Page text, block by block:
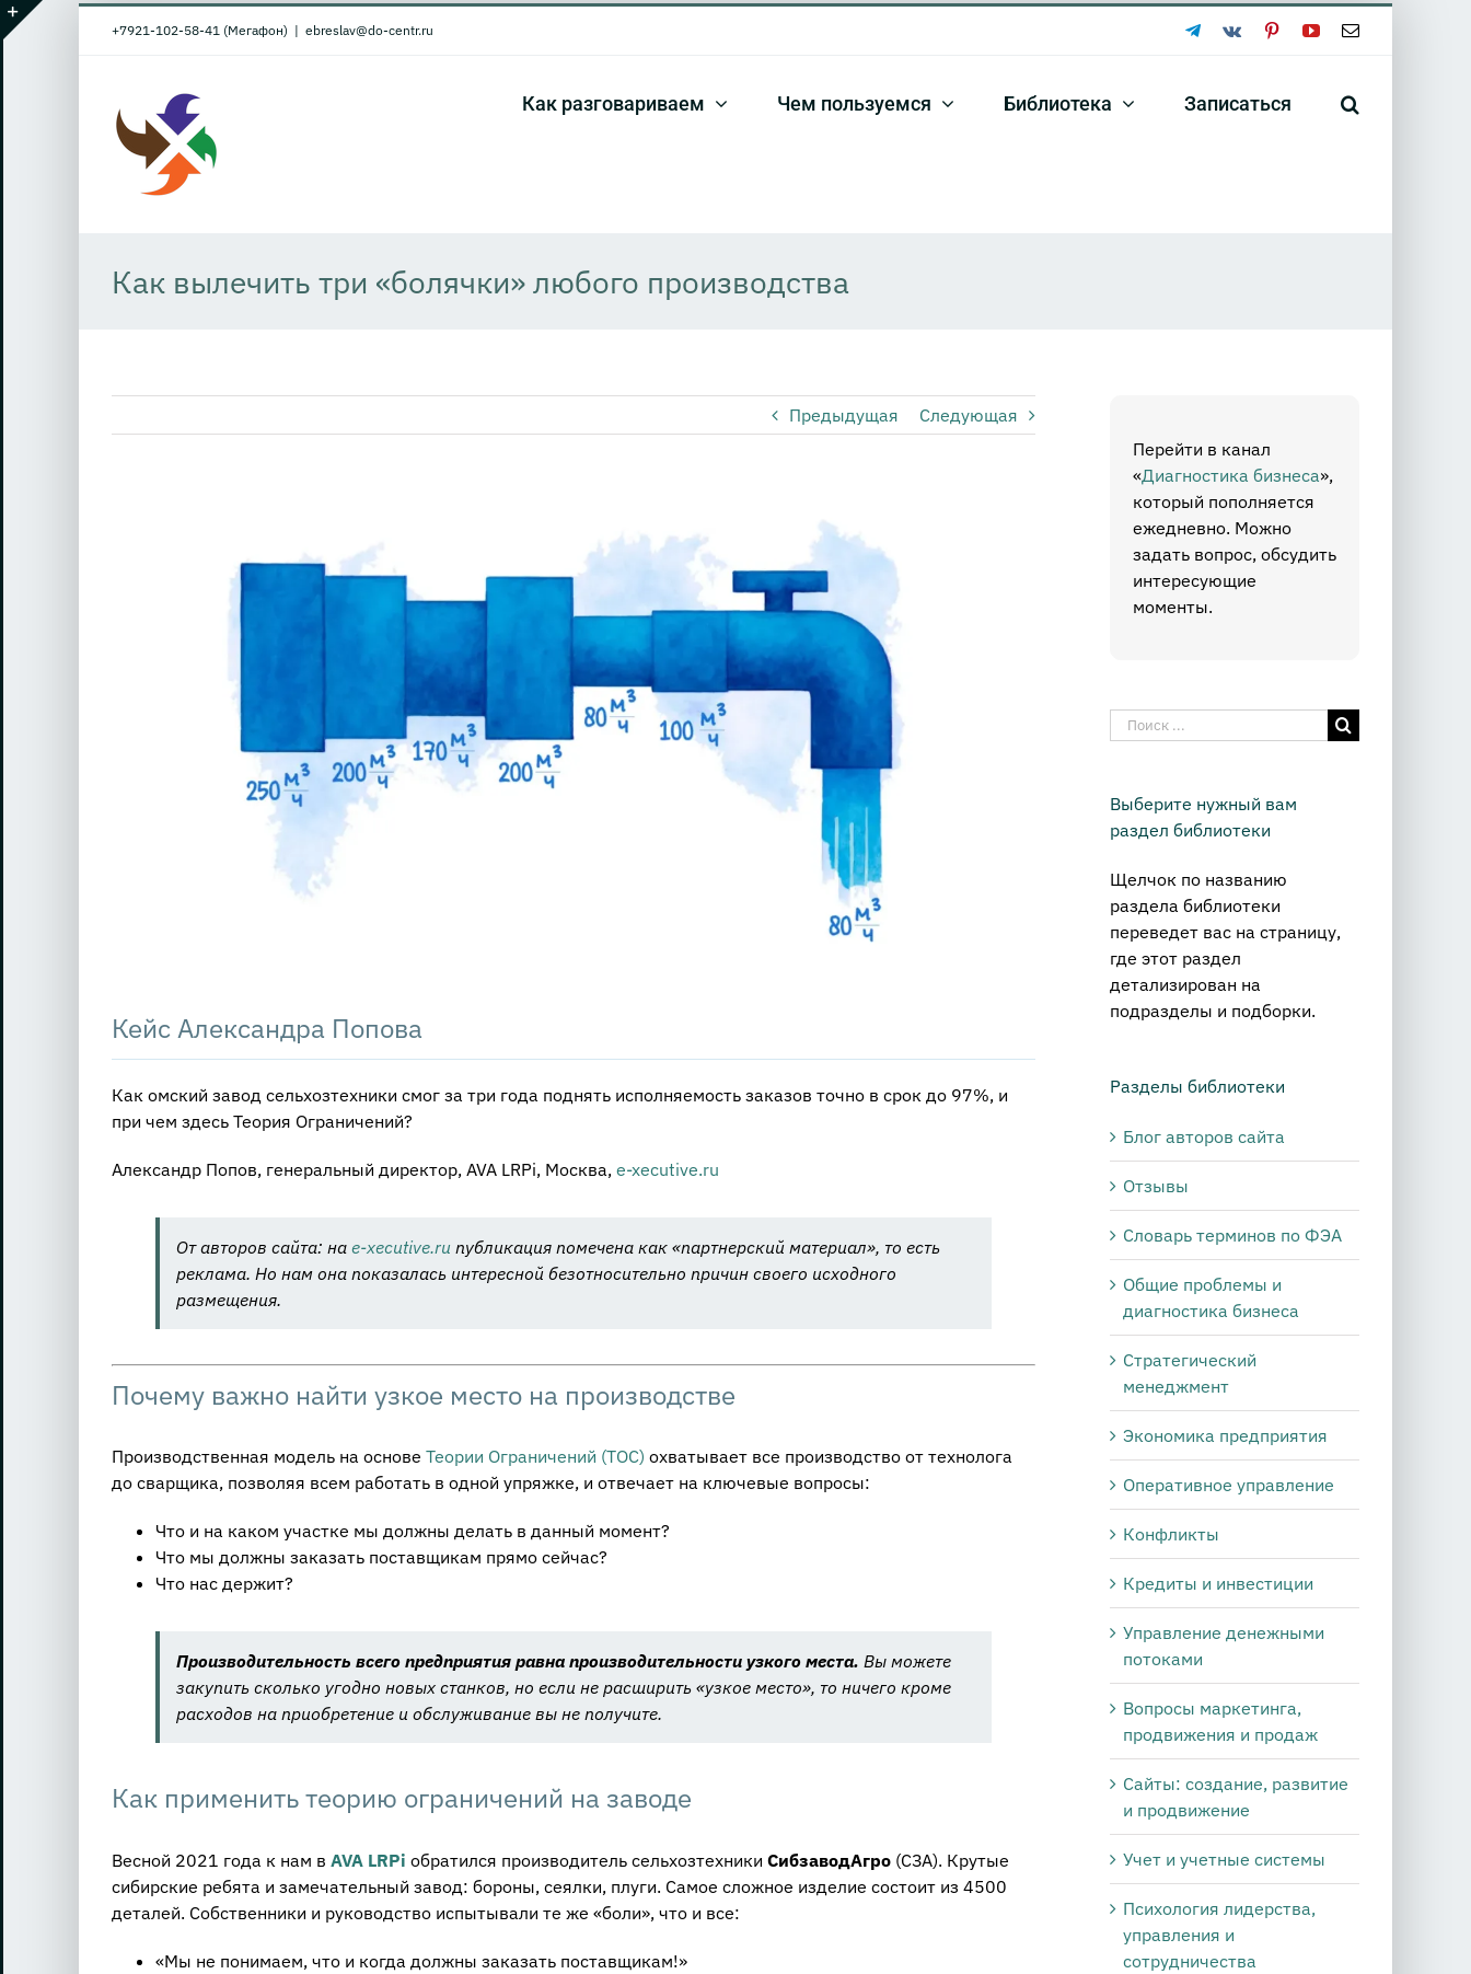
Skip
to
+7921-102-58-41 (Мегафон) | ebreslav@do-centr.ru Telegram
Vk PinterestYouTubeEmail
Как разговариваем Чем пользуемся Библиотека Записаться
Как вылечить три «болячки» любого производства
Предыдущая Следующая
Кейс Александра Попова
Как омский завод сельхозтехники смог за три года поднять исполняемость заказов точно в срок до 97%, и
при чем здесь Теория Ограничений?
Александр Попов, генеральный директор, AVA LRPi, Москва, e-xecutive.ru
От авторов сайта: на e-xecutive.ruпубликация помечена как «партнерский материал», то есть
реклама. Но нам она показалась интересной безотносительно причин своего исходного
размещения.
Почему важно найти узкое место на производстве
Производственная модель на основе Теории Ограничений (ТОС) охватывает все производство от технолога
до сварщика, позволяя всем работать в одной упряжке, и отвечает на ключевые вопросы:
Что и на каком участке мы должны делать в данный момент?
Что мы должны заказать поставщикам прямо сейчас?
Что нас держит?
Производительность всего предприятия равна производительности узкого места. Вы можете
закупить сколько угодно новых станков, но если не расширить «узкое место», то ничего кроме
расходов на приобретение и обслуживание вы не получите.
Как применить теорию ограничений на заводе
Весной 2021 года к нам в AVA LRPi обратился производитель сельхозтехники СибзаводАгро(СЗА). Крутые
сибирские ребята и замечательный завод: бороны, сеялки, плуги. Самое сложное изделие состоит из 4500
деталей. Собственники и руководство испытывали те же «боли», что и все:
«Мы не понимаем, что и когда должны заказать поставщикам!»
Перейти в канал
«Диагностика бизнеса»,
который пополняется
ежедневно. Можно
задать вопрос, обсудить
интересующие
моменты.
Результат
поиска:
Выберите нужный вам
раздел библиотеки
Щелчок по названию
раздела библиотеки
переведет вас на страницу,
где этот раздел
детализирован на
подразделы и подборки.
Разделы библиотеки
Блог авторов сайта
Отзывы
Словарь терминов по ФЭА
Общие проблемы и
диагностика бизнеса
Стратегический
менеджмент
Экономика предприятия
Оперативное управление
Конфликты
Кредиты и инвестиции
Управление денежными
потоками
Вопросы маркетинга,
продвижения и продаж
Сайты: создание, развитие
и продвижение
Учет и учетные системы
Психология лидерства,
управления и
сотрудничества